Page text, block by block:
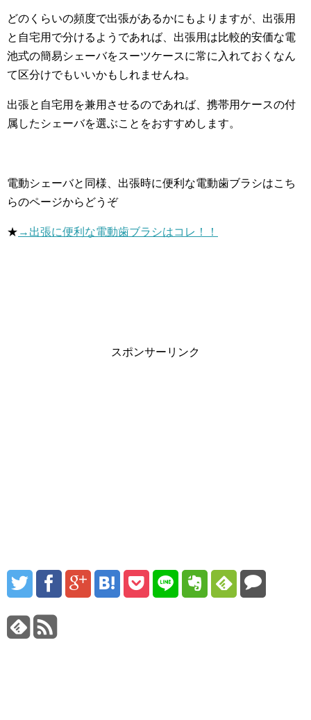
どのくらいの頻度で出張があるかにもよりますが、出張用
と自宅用で分けるようであれば、出張用は比較的安価な電
池式の簡易シェーバをスーツケースに常に入れておくなん
て区分けでもいいかもしれませんね。
出張と自宅用を兼用させるのであれば、携帯用ケースの付
属したシェーバを選ぶことをおすすめします。
電動シェーバと同様、出張時に便利な電動歯ブラシはこち
らのページからどうぞ
★ →出張に便利な電動歯ブラシはコレ！！
スポンサーリンク